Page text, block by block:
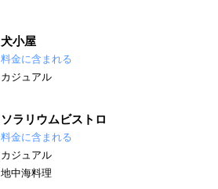
犬小屋
料金に含まれる
カジュアル
ソラリウムビストロ
料金に含まれる
カジュアル
地中海料理